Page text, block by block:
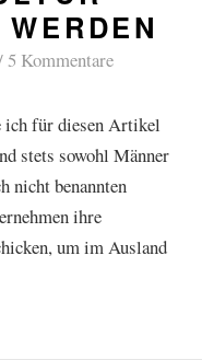
5 Kommentare
ich für diesen Artikel
stets sowohl Männer
nicht benannten
ihre
um im Ausland